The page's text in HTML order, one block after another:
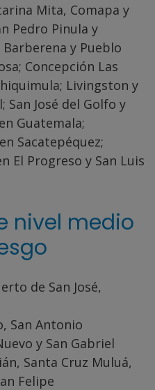
Mita, Comapa y
Pedro Pinula y
y Pueblo
Concepción Las
Livingston y
San José del Golfo y
Guatemala;
Sacatepéquez;
El Progreso y San Luis
nivel medio
de San José,
San Antonio
y San Gabriel
Santa Cruz Muluá,
Felipe